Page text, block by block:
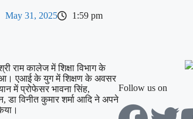
May 31, 2025
1:59 pm
राम कालेज में शिक्षा विभाग के
हुआ। एआई के युग में शिक्षण के अवसर
में प्रोफेसर भावना सिंह,
विनीत कुमार शर्मा आदि ने अपने
Follow us on